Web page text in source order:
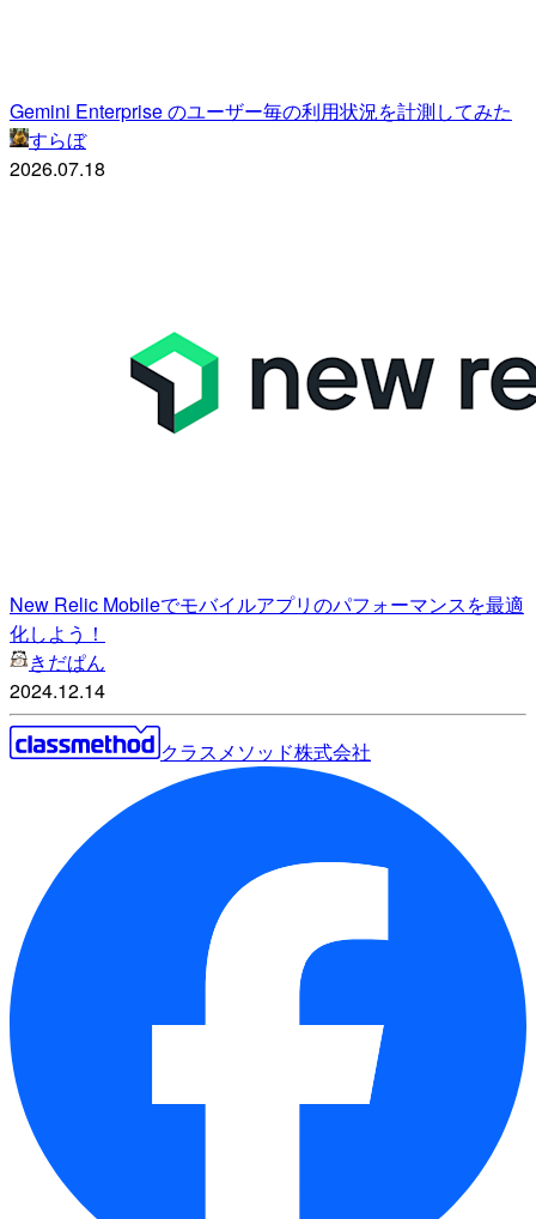
Gemini Enterprise のユーザー毎の利用状況を計測してみた
すらぼ
2026.07.18
New Relic Mobileでモバイルアプリのパフォーマンスを最適
化しよう！
きだぱん
2024.12.14
クラスメソッド株式会社